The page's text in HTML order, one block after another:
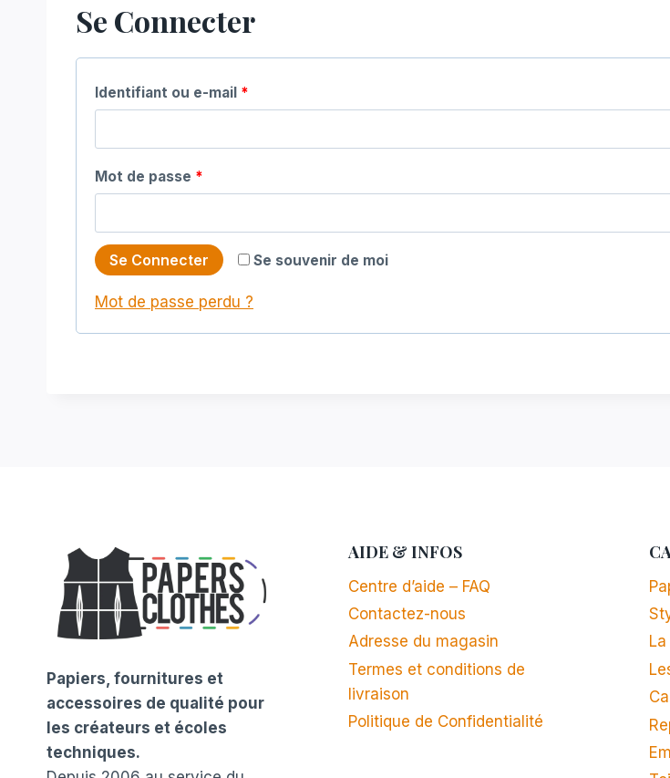
Se Connecter
Identifiant ou e-mail *
i
a
Mot de passe *
l
i
g
Se souvenir de moi
Se Connecter
Mot de passe perdu ?
Papiers, fournitures et
accessoires de qualité pour
les créateurs et écoles
techniques.
AIDE & INFOS
Centre d’aide – FAQ
Contactez-nous
Adresse du magasin
Termes et conditions de
livraison
Politique de Confidentialité